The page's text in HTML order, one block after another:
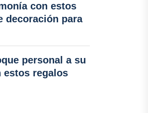
con estos
decoración para
personal a su
estos regalos